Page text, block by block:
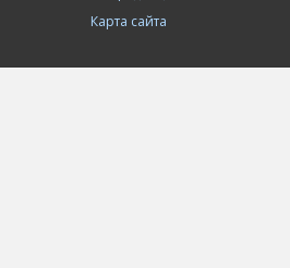
Карта сайта